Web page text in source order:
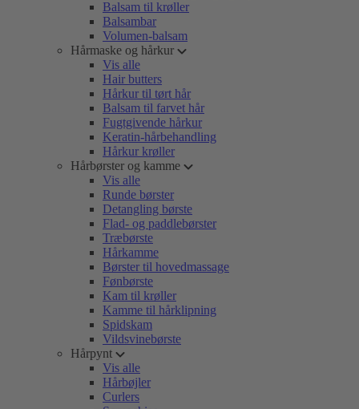
Balsam til krøller
Balsambar
Volumen-balsam
Hårmaske og hårkur
Vis alle
Hair butters
Hårkur til tørt hår
Balsam til farvet hår
Fugtgivende hårkur
Keratin-hårbehandling
Hårkur krøller
Hårbørster og kamme
Vis alle
Runde børster
Detangling børste
Flad- og paddlebørster
Træbørste
Hårkamme
Børster til hovedmassage
Fønbørste
Kam til krøller
Kamme til hårklipning
Spidskam
Vildsvinebørste
Hårpynt
Vis alle
Hårbøjler
Curlers